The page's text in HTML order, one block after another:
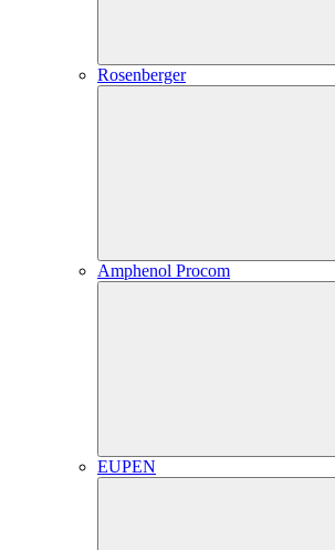
Rosenberger
Amphenol Procom
EUPEN